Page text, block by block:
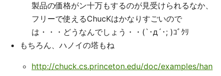
製品の価格がン十万もするのが見受けられるなか、
フリーで使えるChucKはかなりすごいので
は・・・どうなんでしょう・・(`･д´･; )ｺﾞｸﾘ
もちろん、ハノイの塔もね
http://chuck.cs.princeton.edu/doc/examples/han